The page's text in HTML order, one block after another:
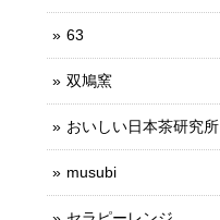
63
双鳩窯
おいしい日本茶研究所
musubi